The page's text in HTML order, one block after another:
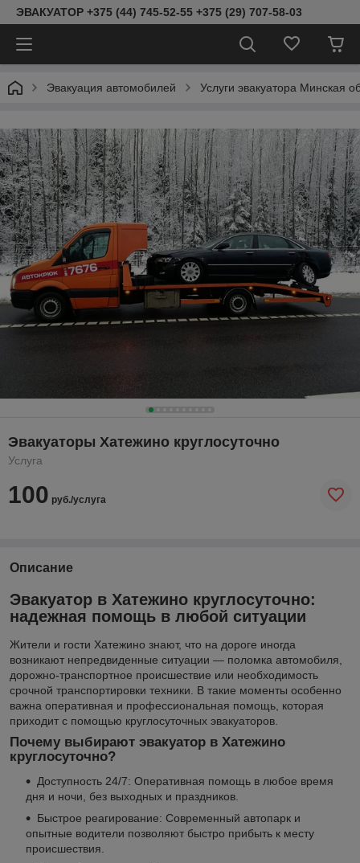
ЭВАКУАТОР +375 (44) 745-52-55 +375 (29) 707-58-03
Эвакуация автомобилей Услуги эвакуатора Минская
Эвакуаторы Хатежино круглосуточно
Услуга
100 руб./услуга
Описание
Эвакуатор в Хатежино круглосуточно:
надежная помощь в любой ситуации
Жители и гости Хатежино знают, что на дороге иногда
возникают непредвиденные ситуации — поломка автомобиля,
дорожно-транспортное происшествие или необходимость
срочной транспортировки техники. В такие моменты особенно
важна оперативная и профессиональная помощь, которая
приходит с помощью круглосуточных эвакуаторов.
Почему выбирают эвакуатор в Хатежино
круглосуточно?
Доступность 24/7: Оперативная помощь в любое время
дня и ночи, без выходных и праздников.
Быстрое реагирование: Современный автопарк и
опытные водители позволяют быстро прибыть к месту
происшествия.